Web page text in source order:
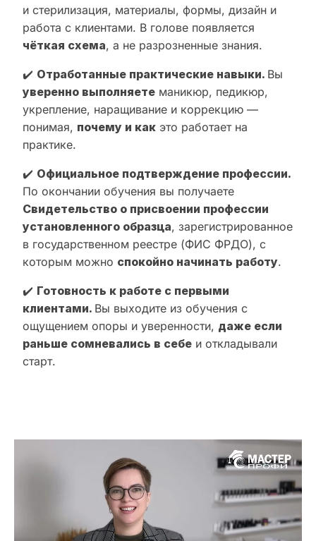
и стерилизация, материалы, формы, дизайн и
работа с клиентами. В голове появляется
чёткая схема, а не разрозненные знания.
✔️ Отработанные практические навыки. Вы
уверенно выполняете маникюр, педикюр,
укрепление, наращивание и коррекцию —
понимая, почему и как это работает на
практике.
✔️ Официальное подтверждение профессии.
По окончании обучения вы получаете
Свидетельство о присвоении профессии
установленного образца, зарегистрированное
в государственном реестре (ФИС ФРДО), с
которым можно спокойно начинать работу.
✔️ Готовность к работе с первыми
клиентами. Вы выходите из обучения с
ощущением опоры и уверенности, даже если
раньше сомневались в себе и откладывали
старт.